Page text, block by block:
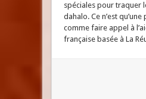
spéciales pour traquer
dahalo. Ce n’est
comme faire appel à
française basée à La